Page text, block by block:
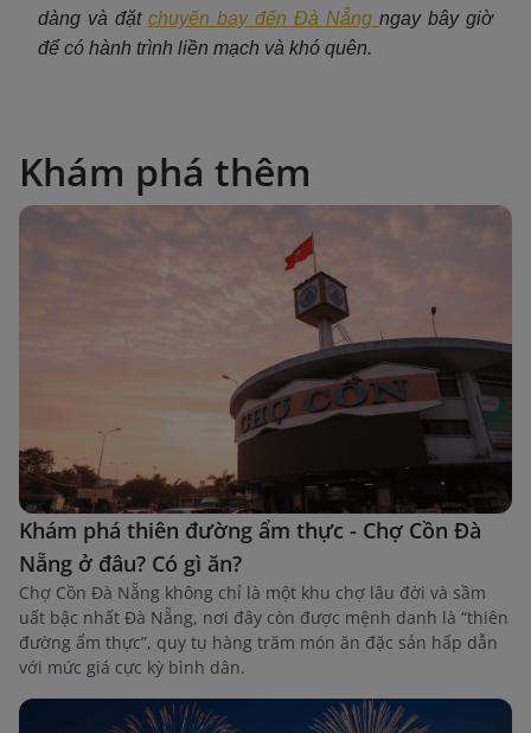
dàng và đặt chuyến bay đến Đà Nẵng ngay bây giờ
để có hành trình liền mạch và khó quên.
Khám phá thêm
Khám phá thiên đường ẩm thực - Chợ Cồn Đà
Nẵng ở đâu? Có gì ăn?
Chợ Cồn Đà Nẵng không chỉ là một khu chợ lâu đời và sầm
uất bậc nhất Đà Nẵng, nơi đây còn được mệnh danh là “thiên
đường ẩm thực”, quy tụ hàng trăm món ăn đặc sản hấp dẫn
với mức giá cực kỳ bình dân.